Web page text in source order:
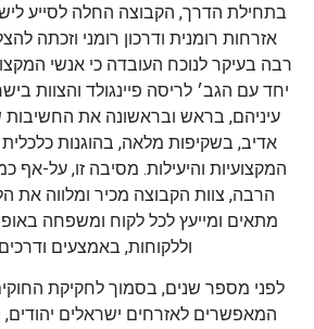
בתחילת הדרך, הקבוצה החלה לסייע
אזרחות רומנית ודרכון רומני וזכתה
רבה בעיקר לנוכח העובדה כי אנשי
יחד עם הגב׳ לריסה פיינגולד והצוות
עיניהם, בראש ובראשונה את החשיבות
אדיב, בשקיפות מלאה, בהוגנות
המקצועיות והיעילות. מסיבה זו, על-אף
הרבה, צוות הקבוצה מכיר ומלווה את
מתאים ומייעץ לכל לקוח ומשפחה באופן
וללקוחות, באמצעים
לפני מספר שנים, בסמוך לחקיקת
המאפשרים לאזרחים ישראלים